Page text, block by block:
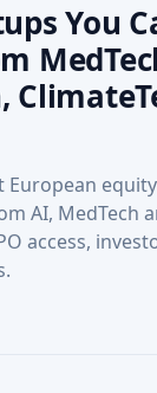
You
European
AI, MedTech
access,